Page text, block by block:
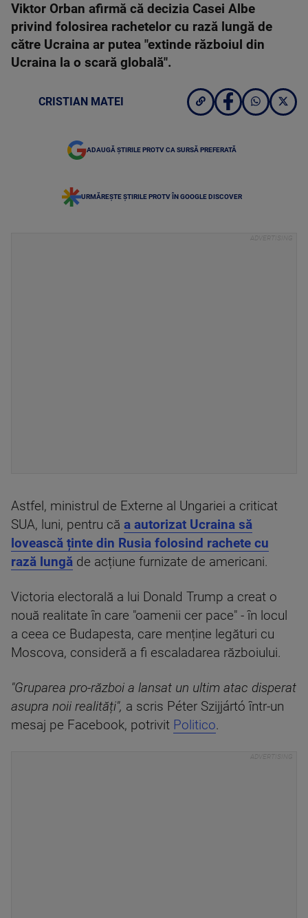
Viktor Orban afirmă că decizia Casei Albe
privind folosirea rachetelor cu rază lungă de
către Ucraina ar putea "extinde războiul din
Ucraina la o scară globală".
CRISTIAN MATEI
ADAUGĂ ȘTIRILE PROTV CA SURSĂ PREFERATĂ
URMĂREȘTE ȘTIRILE PROTV ÎN GOOGLE DISCOVER
Astfel, ministrul de Externe al Ungariei a criticat
SUA, luni, pentru că a autorizat Ucraina să
lovească ținte din Rusia folosind rachete cu
rază lungă de acțiune furnizate de americani.
Victoria electorală a lui Donald Trump a creat o
nouă realitate în care "oamenii cer pace" - în locul
a ceea ce Budapesta, care menține legături cu
Moscova, consideră a fi escaladarea războiului.
"Gruparea pro-război a lansat un ultim atac disperat
asupra noii realități", a scris Péter Szijjártó într-un
mesaj pe Facebook, potrivit Politico.